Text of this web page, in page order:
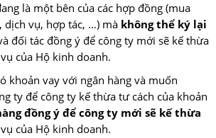
là một bên của các hợp đồng (mua
dịch vụ, hợp tác, …) mà không thể ký lại
đối tác đồng ý để công ty mới sẽ kế thừa
của Hộ kinh doanh.
khoản vay với ngân hàng và muốn
ty để công ty kế thừa tư cách của khoản
đồng ý để công ty mới sẽ kế thừa
của Hộ kinh doanh.